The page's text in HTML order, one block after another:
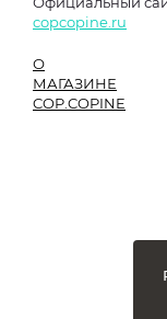
copcopine.ru
О
МАГАЗИНЕ
COP.COPINE